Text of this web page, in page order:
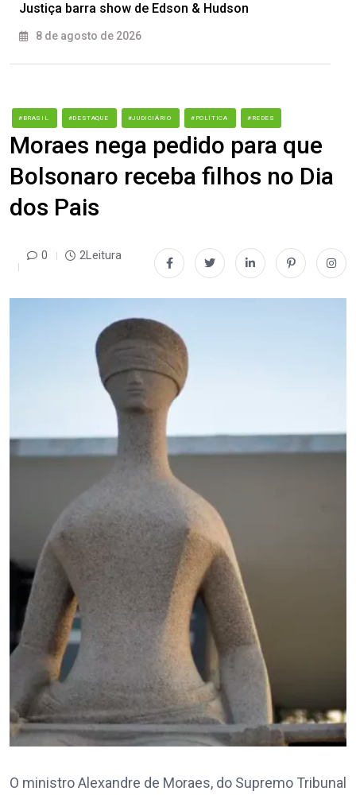
Justiça barra show de Edson & Hudson
8 de agosto de 2026
#BRASIL #DESTAQUE #JUDICIÁRIO #POLÍTICA #REDES
Moraes nega pedido para que
Bolsonaro receba filhos no Dia
dos Pais
0 2Leitura
O ministro Alexandre de Moraes, do Supremo Tribunal